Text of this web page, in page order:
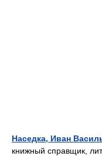
Наседка, Иван
книжный справщик,